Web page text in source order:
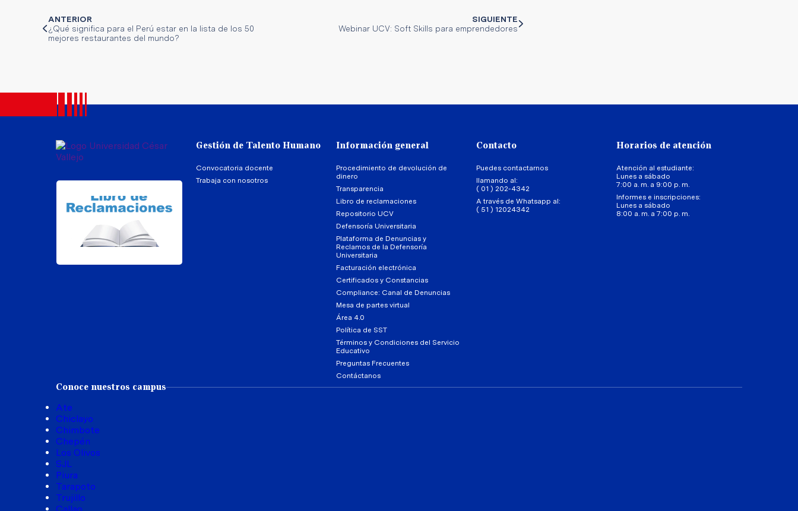
ANTERIOR
¿Qué significa para el Perú estar en la lista de los 50
mejores restaurantes del mundo?
SIGUIENTE
Webinar UCV: Soft Skills para emprendedores
Gestión de Talento Humano
Convocatoria docente
Trabaja con nosotros
Información general
Procedimiento de devolución de
dinero
Transparencia
Libro de reclamaciones
Repositorio UCV
Defensoría Universitaria
Plataforma de Denuncias y
Reclamos de la Defensoría
Universitaria
Facturación electrónica
Certificados y Constancias
Compliance: Canal de Denuncias
Mesa de partes virtual
Área 4.0
Política de SST
Términos y Condiciones del Servicio
Educativo
Preguntas Frecuentes
Contáctanos
Contacto
Puedes contactarnos
llamando al:
( 01 ) 202-4342
A través de Whatsapp al:
( 51 ) 12024342
Horarios de atención
Atención al estudiante:
Lunes a sábado
7:00 a. m. a 9:00 p. m.
Informes e inscripciones:
Lunes a sábado
8:00 a. m. a 7:00 p. m.
Conoce nuestros campus
Ate
Chiclayo
Chimbote
Chepén
Los Olivos
SJL
Piura
Tarapoto
Trujillo